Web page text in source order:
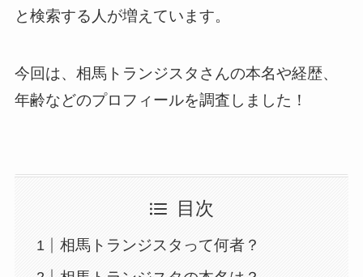
と検索する人が増えています。
今回は、相馬トランジスタさんの本名や経歴、
年齢などのプロフィールを調査しました！
目次
相馬トランジスタって何者？